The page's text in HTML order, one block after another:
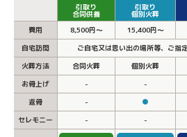
引取り
合同供養
引取り
個別火葬
費用
8,500円～ 15,400円～
自宅訪問
ご自宅又は思い出の場所等、ご指
火葬方法
合同火葬 個別火葬
お骨上げ
- -
返骨
- ●
セレモニー
- -